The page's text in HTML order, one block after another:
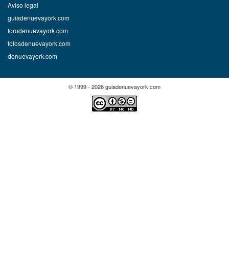
Aviso legal
guiadenuevayork.com
forodenuevayork.com
fotosdenuevayork.com
denuevayork.com
© 1999 - 2026 guiadenuevayork.com